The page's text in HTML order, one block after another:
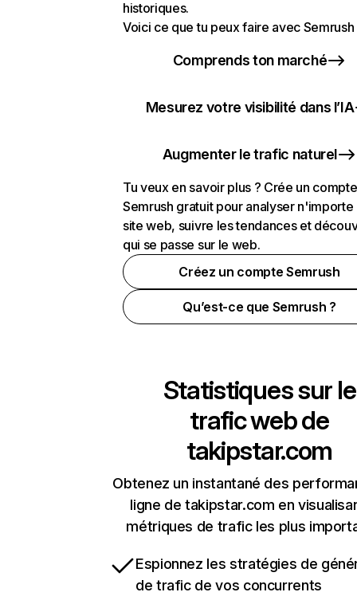
historiques.
Voici ce que tu peux faire avec Semrush
Comprends ton marché
Mesurez votre visibilité dans l’IA
Augmenter le trafic naturel
Tu veux en savoir plus ? Crée un compte
Semrush gratuit pour analyser n'importe
site web, suivre les tendances et
qui se passe sur le web.
Créez un compte Semrush
Qu’est-ce que Semrush ?
Statistiques sur le
trafic web de
takipstar.com
Obtenez un instantané des
ligne de takipstar.com en
métriques de trafic les plus
Espionnez les stratégies de
de trafic de vos concurrents